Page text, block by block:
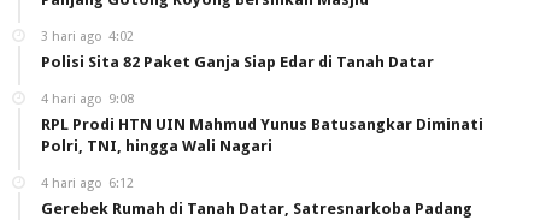
3 hari ago 4:02
Polisi Sita 82 Paket Ganja Siap Edar di Tanah Datar
4 hari ago 9:08
RPL Prodi HTN UIN Mahmud Yunus Batusangkar Diminati
Polri, TNI, hingga Wali Nagari
4 hari ago 6:12
Gerebek Rumah di Tanah Datar, Satresnarkoba Padang